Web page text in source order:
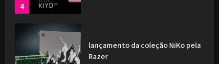
4
lançamento da coleção NiKo pela
Razer